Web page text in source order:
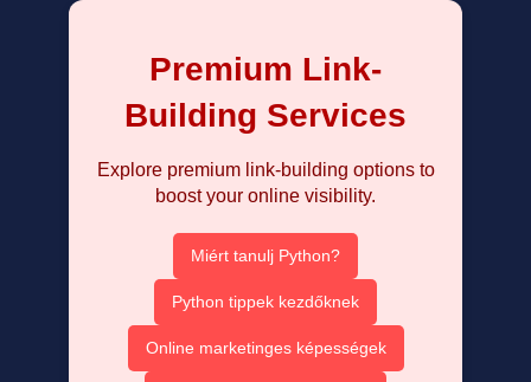
Premium Link-
Building Services
Explore premium link-building options to
boost your online visibility.
Miért tanulj Python?
Python tippek kezdőknek
Online marketinges képességek